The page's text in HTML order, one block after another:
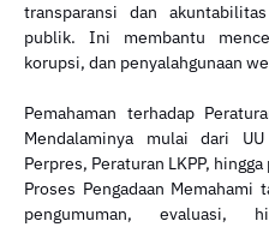
transparansi dan
publik. Ini membantu
korupsi, dan penyalahgunaan
Pemahaman terhadap
Mendalaminya mulai dari
Perpres, Peraturan LKPP,
Proses Pengadaan Memahami
pengumuman, evaluasi,